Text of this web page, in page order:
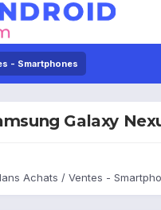
- Smartphones
Galaxy
Achats / Ventes -